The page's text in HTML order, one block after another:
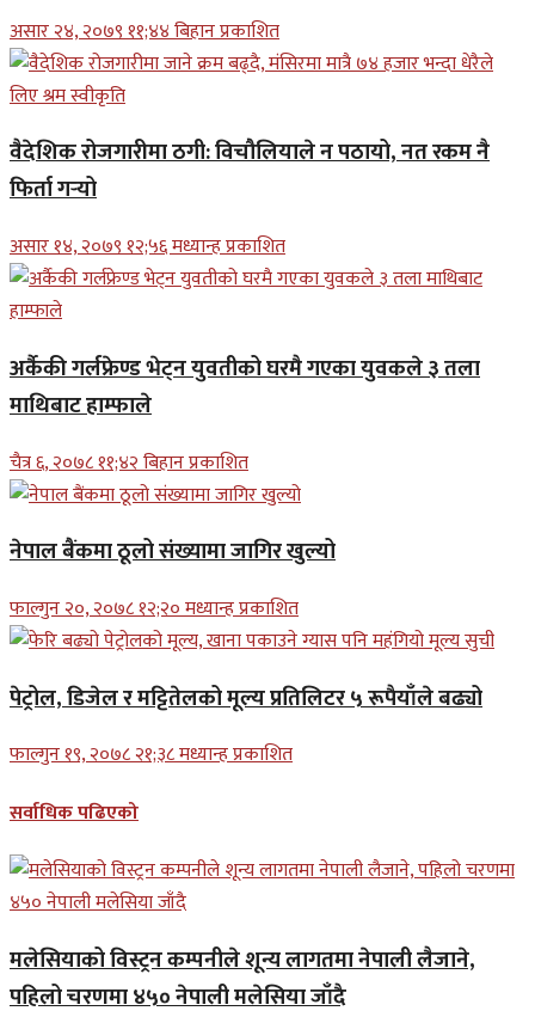
असार २४, २०७९ ११;४४ बिहान प्रकाशित
वैदेशिक रोजगारीमा ठगी: विचौलियाले न पठायो, नत रकम नै
फिर्ता गर्‍यो
असार १४, २०७९ १२;५६ मध्यान्ह प्रकाशित
अर्कैकी गर्लफ्रेण्ड भेट्न युवतीको घरमै गएका युवकले ३ तला
माथिबाट हाम्फाले
चैत्र ६, २०७८ ११;४२ बिहान प्रकाशित
नेपाल बैंकमा ठूलो संख्यामा जागिर खुल्यो
फाल्गुन २०, २०७८ १२;२० मध्यान्ह प्रकाशित
पेट्रोल, डिजेल र मट्टितेलको मूल्य प्रतिलिटर ५ रूपैयाँले बढ्यो
फाल्गुन १९, २०७८ २१;३८ मध्यान्ह प्रकाशित
सर्वाधिक पढिएको
मलेसियाको विस्ट्रन कम्पनीले शून्य लागतमा नेपाली लैजाने,
पहिलो चरणमा ४५० नेपाली मलेसिया जाँदै